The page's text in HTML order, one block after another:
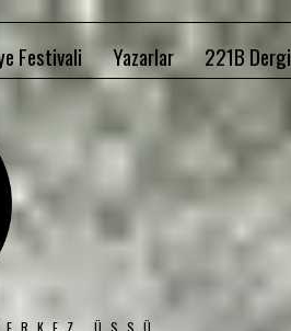
Festivali Yazarlar 221B Dergi
ÜSSÜ